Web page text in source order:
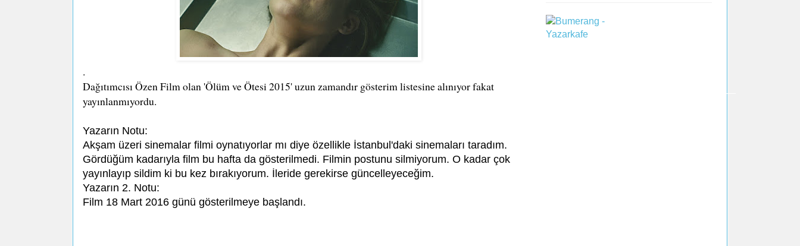
.
Dağıtımcısı Özen Film olan 'Ölüm ve Ötesi 2015' uzun zamandır gösterim listesine alınıyor fakat
yayınlanmıyordu.
Yazarın Notu:
Akşam üzeri sinemalar filmi oynatıyorlar mı diye özellikle İstanbul'daki sinemaları taradım.
Gördüğüm kadarıyla film bu hafta da gösterilmedi. Filmin postunu silmiyorum. O kadar çok
yayınlayıp sildim ki bu kez bırakıyorum. İleride gerekirse güncelleyeceğim.
Yazarın 2. Notu:
Film 18 Mart 2016 günü gösterilmeye başlandı.